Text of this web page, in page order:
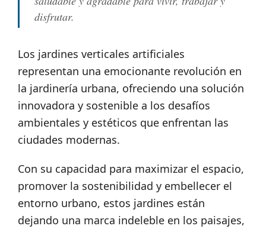
disfrutar.
Los jardines verticales artificiales
representan una emocionante revolución en
la jardinería urbana, ofreciendo una solución
innovadora y sostenible a los desafíos
ambientales y estéticos que enfrentan las
ciudades modernas.
Con su capacidad para maximizar el espacio,
promover la sostenibilidad y embellecer el
entorno urbano, estos jardines están
dejando una marca indeleble en los paisajes,